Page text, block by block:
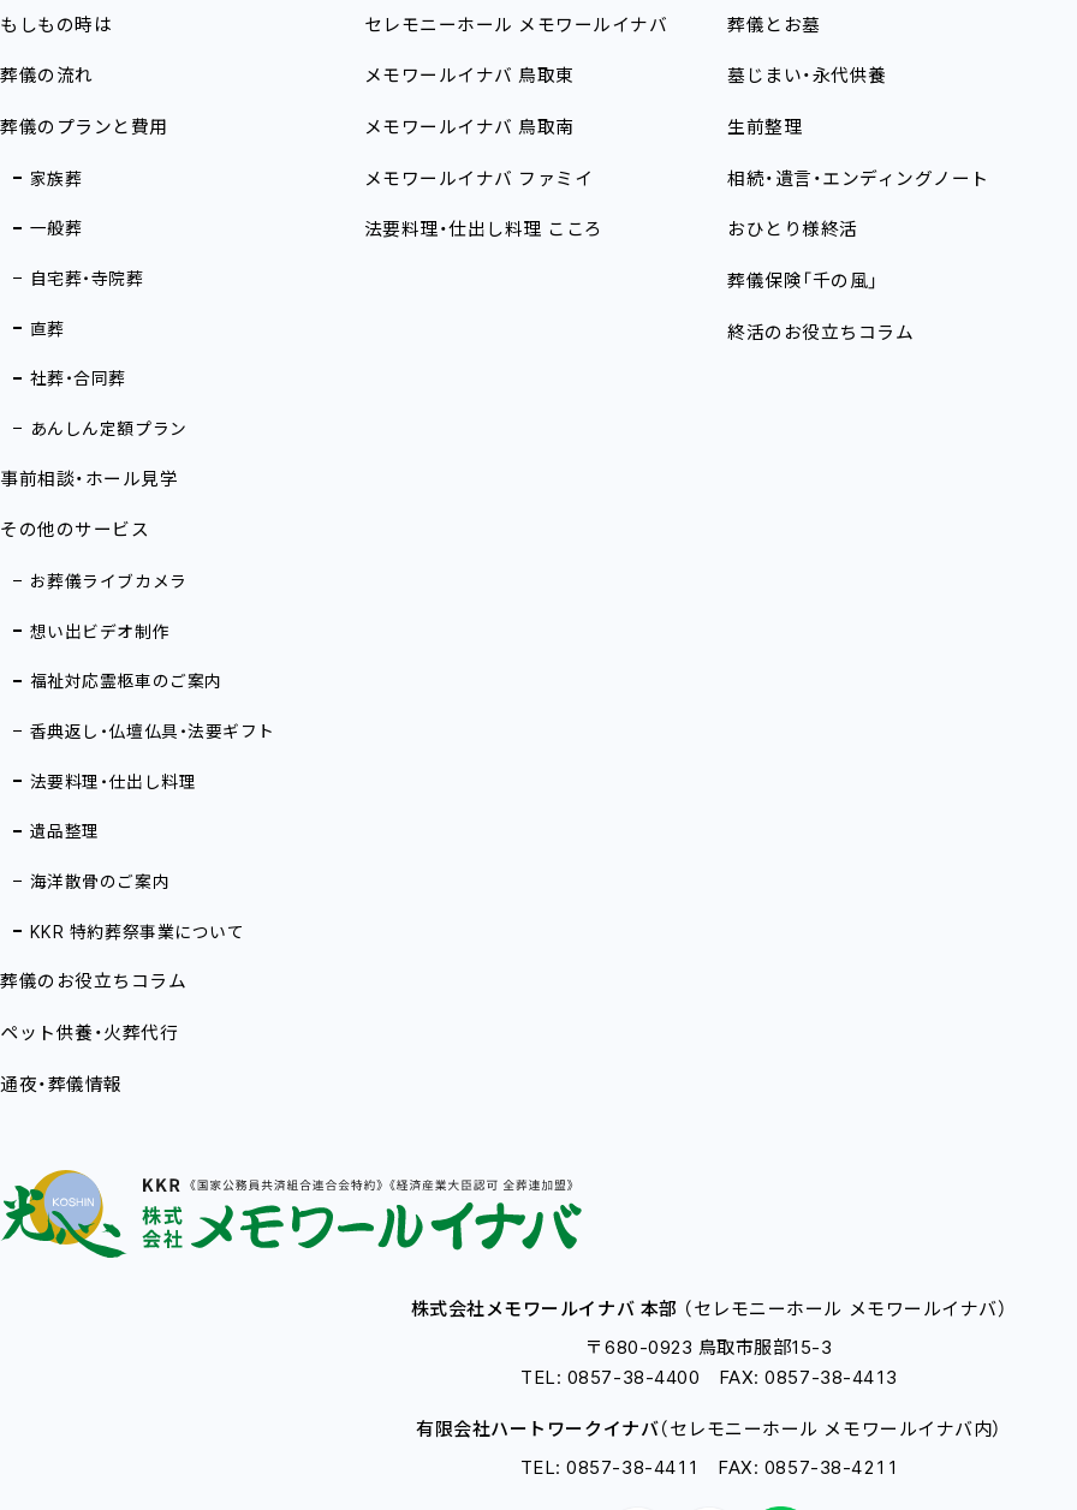
もしもの時は
葬儀の流れ
葬儀のプランと費用
家族葬
一般葬
自宅葬・寺院葬
直葬
社葬・合同葬
あんしん定額プラン
事前相談・ホール見学
その他のサービス
お葬儀ライブカメラ
想い出ビデオ制作
福祉対応霊柩車のご案内
香典返し・仏壇仏具・法要ギフト
法要料理・仕出し料理
遺品整理
海洋散骨のご案内
KKR 特約葬祭事業について
葬儀のお役立ちコラム
ペット供養・火葬代行
通夜・葬儀情報
セレモニーホール メモワールイナバ
メモワールイナバ 鳥取東
メモワールイナバ 鳥取南
メモワールイナバ ファミイ
法要料理・仕出し料理 こころ
葬儀とお墓
墓じまい・永代供養
生前整理
相続・遺言・エンディングノート
おひとり様終活
葬儀保険「千の風」
終活のお役立ちコラム
株式会社メモワールイナバ 本部 （セレモニーホール メモワールイナバ）
〒680-0923 鳥取市服部15-3
TEL: 0857-38-4400 FAX: 0857-38-4413
有限会社ハートワークイナバ（セレモニーホール メモワールイナバ内）
TEL: 0857-38-4411 FAX: 0857-38-4211